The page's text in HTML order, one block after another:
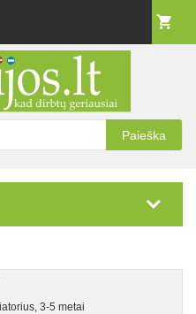
Paieška
3-5 metai